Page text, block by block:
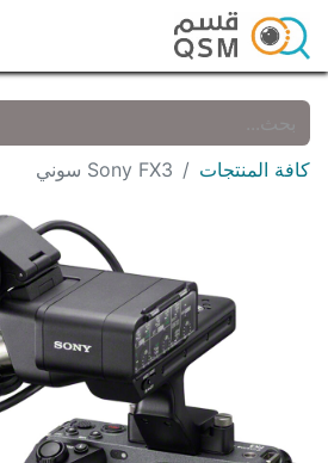
كافة المنتجات Sony FX3 سوني